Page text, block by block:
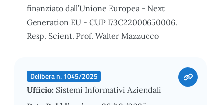
finanziato dall’Unione Europea - Next
Generation EU - CUP I73C22000650006.
Resp. Scient. Prof. Walter Mazzucco
Delibera n. 1045/2025
Ufficio: Sistemi Informativi Aziendali